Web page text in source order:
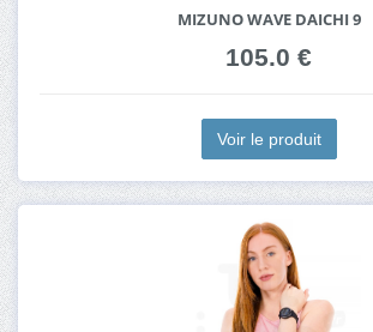
MIZUNO WAVE DAICHI 9
105.0 €
Voir le produit